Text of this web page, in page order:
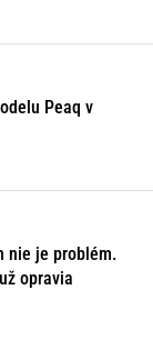
Peaq v
nie je problém.
opravia